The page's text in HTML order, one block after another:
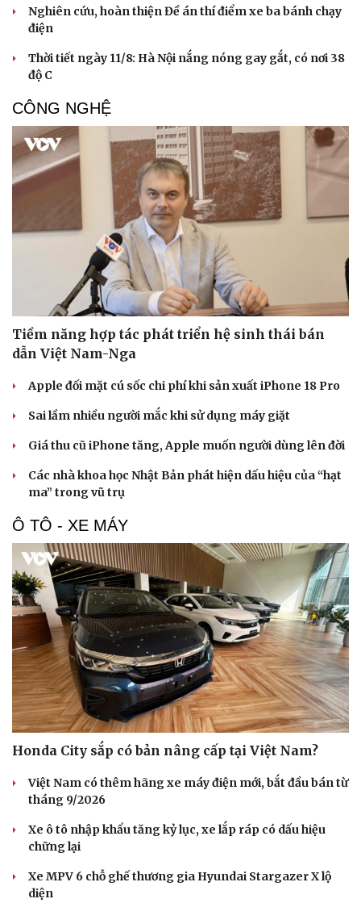
Du lịch
Tư vấn
Săn Tour
check-in
Podcast
Câu chuyện thời sự
Đọc truyện đêm khuya
Cửa sổ tình yêu
Kể chuyện cho bé
Hạt giống tâm hồn
Nghiên cứu, hoàn thiện Đề án thí điểm xe ba bánh chạy
điện
Thời tiết ngày 11/8: Hà Nội nắng nóng gay gắt, có nơi 38
độ C
CÔNG NGHỆ
Tiềm năng hợp tác phát triển hệ sinh thái bán
dẫn Việt Nam-Nga
Apple đối mặt cú sốc chi phí khi sản xuất iPhone 18 Pro
Sai lầm nhiều người mắc khi sử dụng máy giặt
Giá thu cũ iPhone tăng, Apple muốn người dùng lên đời
Các nhà khoa học Nhật Bản phát hiện dấu hiệu của “hạt
ma” trong vũ trụ
Ô TÔ - XE MÁY
Honda City sắp có bản nâng cấp tại Việt Nam?
Việt Nam có thêm hãng xe máy điện mới, bắt đầu bán từ
tháng 9/2026
Xe ô tô nhập khẩu tăng kỷ lục, xe lắp ráp có dấu hiệu
chững lại
Xe MPV 6 chỗ ghế thương gia Hyundai Stargazer X lộ
diện